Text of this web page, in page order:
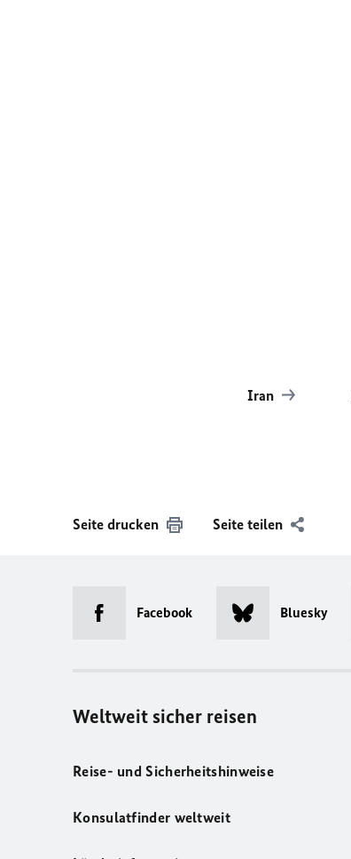
Iran
Seite drucken Seite teilen
Facebook Bluesky
Weltweit sicher reisen
Reise- und Sicherheitshinweise
Konsulatfinder weltweit